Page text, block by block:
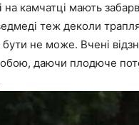
на камчатці мають
теж деколи
не може. Вчені
даючи плодюче